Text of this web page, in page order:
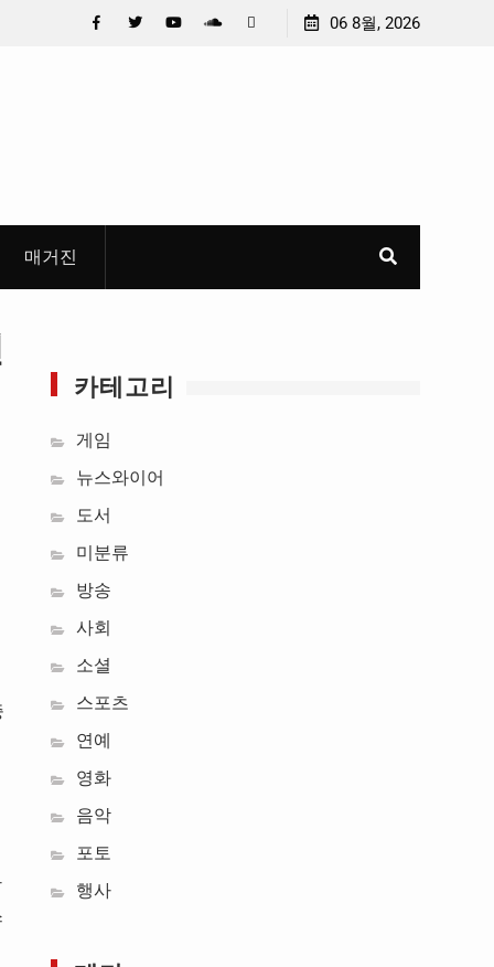
중요 메일메일 제목정준호 의원, 축구협회 슬그머니 만
06 8월, 2026
매거진
카테고리
게임
뉴스와이어
도서
미분류
방송
사회
소셜
스포츠
연예
영화
음악
포토
행사